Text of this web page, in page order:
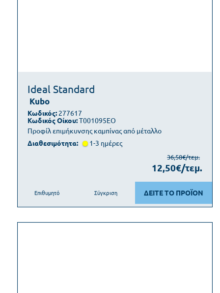
Ideal Standard
Kubo
Προφίλ επιμήκυνσης καμπίνας από μέταλλο
Κωδικός: 277617
Κωδικός Οίκου:T001095EO
Διαθεσιμότητα: 1-3 ημέρες
36,58€/τεμ.
12,50€/τεμ.
ΔΕΙΤΕ ΤΟ ΠΡΟΪΟΝ
Επιθυμητό Σύγκριση